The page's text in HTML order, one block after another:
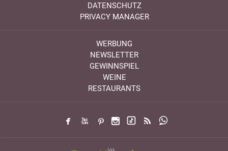
DATENSCHUTZ
PRIVACY MANAGER
WERBUNG
NEWSLETTER
GEWINNSPIEL
WEINE
RESTAURANTS